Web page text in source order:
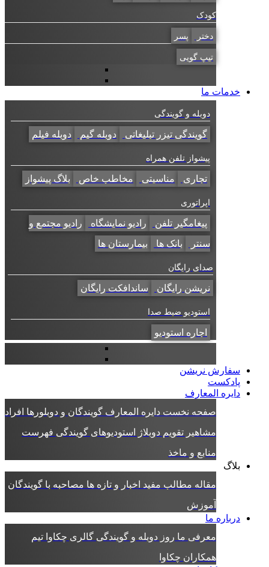
کودک
پسر
تیپ گویی
خدمات ما
دوبله و گویندگی
گویندگی تیزر تبلیغاتی دوبله گیم دوبله فیلم
پیشواز تلفن همراه
تجاری مناسبتی مخاطب خاص بلاگ پیشواز
اپراتوری
پیغامگیر تلفن رادیو نمایشگاه رادیو مجتمع و
سنتر بانک ها بیمارستان ها
صدای رایگان
نریشن رایگان ساندافکت رایگان
استودیو ضبط صدا
اجاره استودیو
سفارش نریشن
پادکست
دایره المعارف
صفحه نخست دایره المعارفگویندگان و دوبلورهاافراد
مشاهیرتقویم دوبلاژاستودیوهای گویندگیفهرست
منابع و ماخذ
بلاگ
مقالهمطالب مفیداخبار و تازه ها مصاحبه با گویندگان
آموزش
درباره ما
معرفی ماروز دوبله و گویندگیگالری چکاواتیم
همکاران چکاوا